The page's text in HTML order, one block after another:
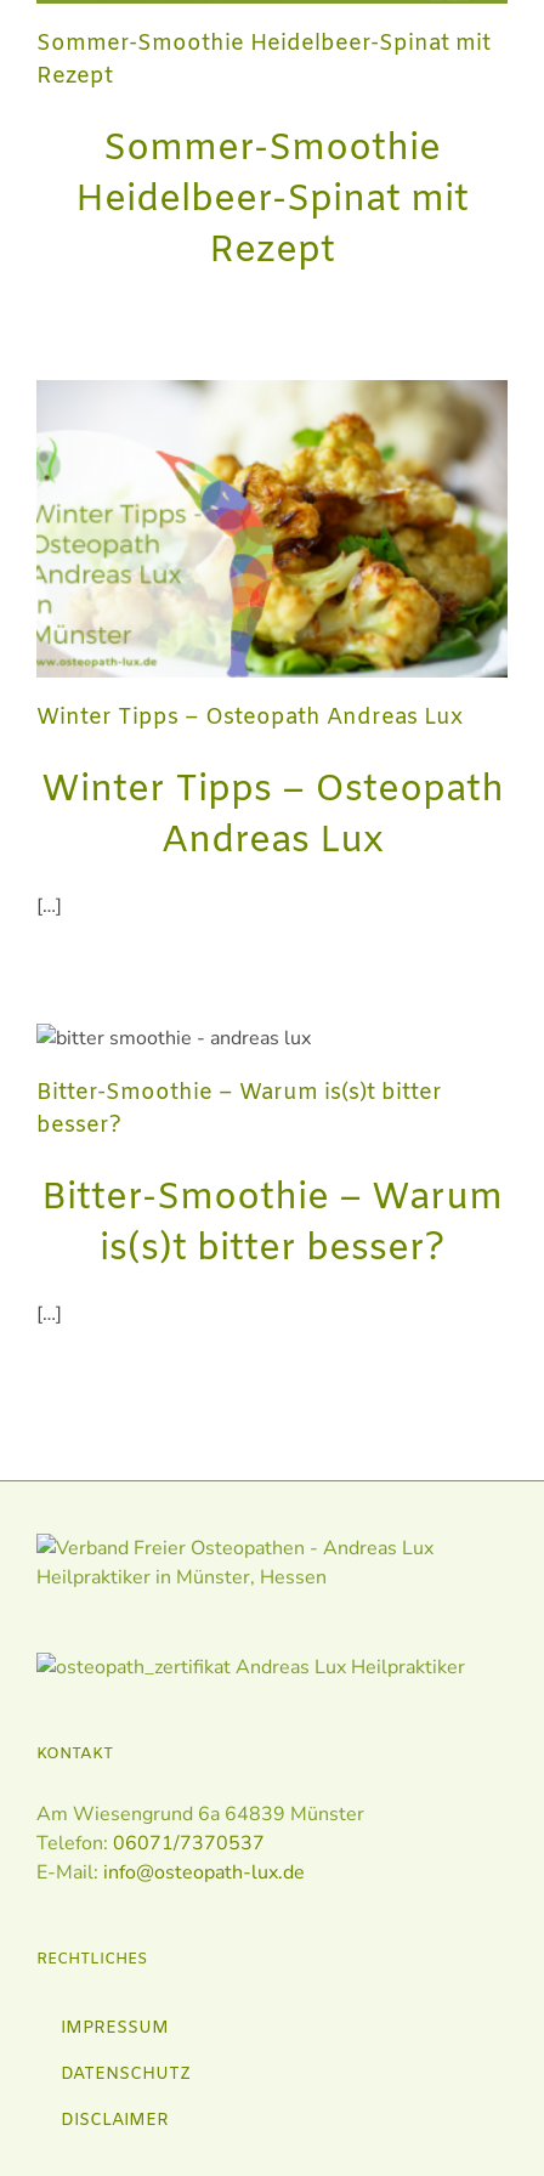
Sommer-Smoothie Heidelbeer-Spinat mit
Rezept
Sommer-Smoothie
Heidelbeer-Spinat mit
Rezept
Winter Tipps – Osteopath Andreas Lux
Winter Tipps – Osteopath
Andreas Lux
[…]
Bitter-Smoothie – Warum is(s)t bitter
besser?
Bitter-Smoothie – Warum
is(s)t bitter besser?
[…]
KONTAKT
Am Wiesengrund 6a 64839 Münster
Telefon: 06071/7370537
E-Mail: info@osteopath-lux.de
RECHTLICHES
IMPRESSUM
DATENSCHUTZ
DISCLAIMER